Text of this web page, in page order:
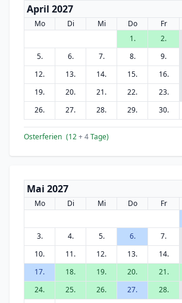
April 2027
Mo Di Mi Do Fr
1.
2.
5.
6. 7. 8. 9.
12.
13. 14. 15. 16.
19.
20. 21. 22. 23.
26.
27. 28. 29. 30.
Osterferien (12+ 4Tage)
Mai 2027
Mo Di Mi Do Fr
3.
4. 5. 6. 7.
10.
11. 12. 13. 14.
17.
18. 19. 20. 21.
24.
25. 26. 27. 28.